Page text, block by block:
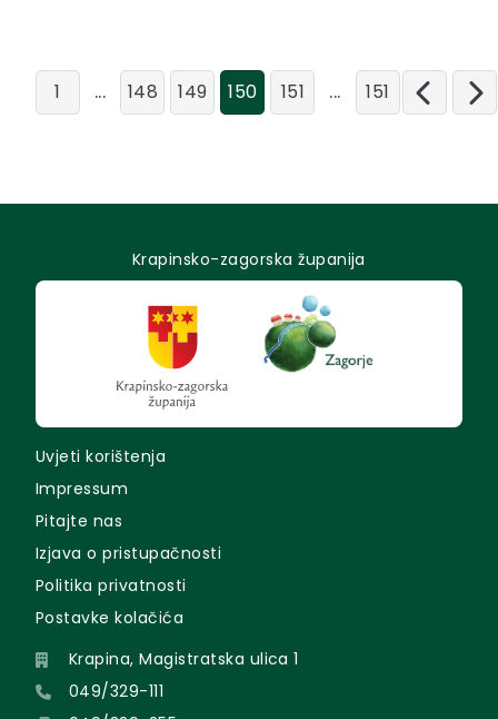
1 ... 148 149 150 151 ... 151
Krapinsko-zagorska županija
Uvjeti korištenja
Impressum
Pitajte nas
Izjava o pristupačnosti
Politika privatnosti
Postavke kolačića
Krapina, Magistratska ulica 1
049/329-111